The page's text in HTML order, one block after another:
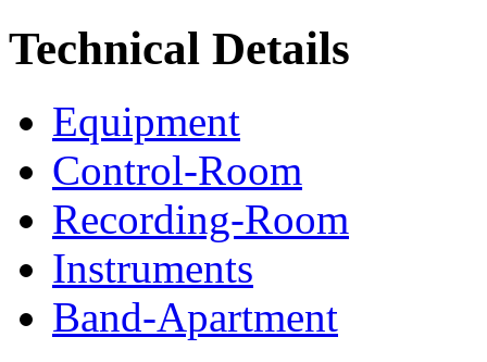
Technical Details
Equipment
Control-Room
Recording-Room
Instruments
Band-Apartment